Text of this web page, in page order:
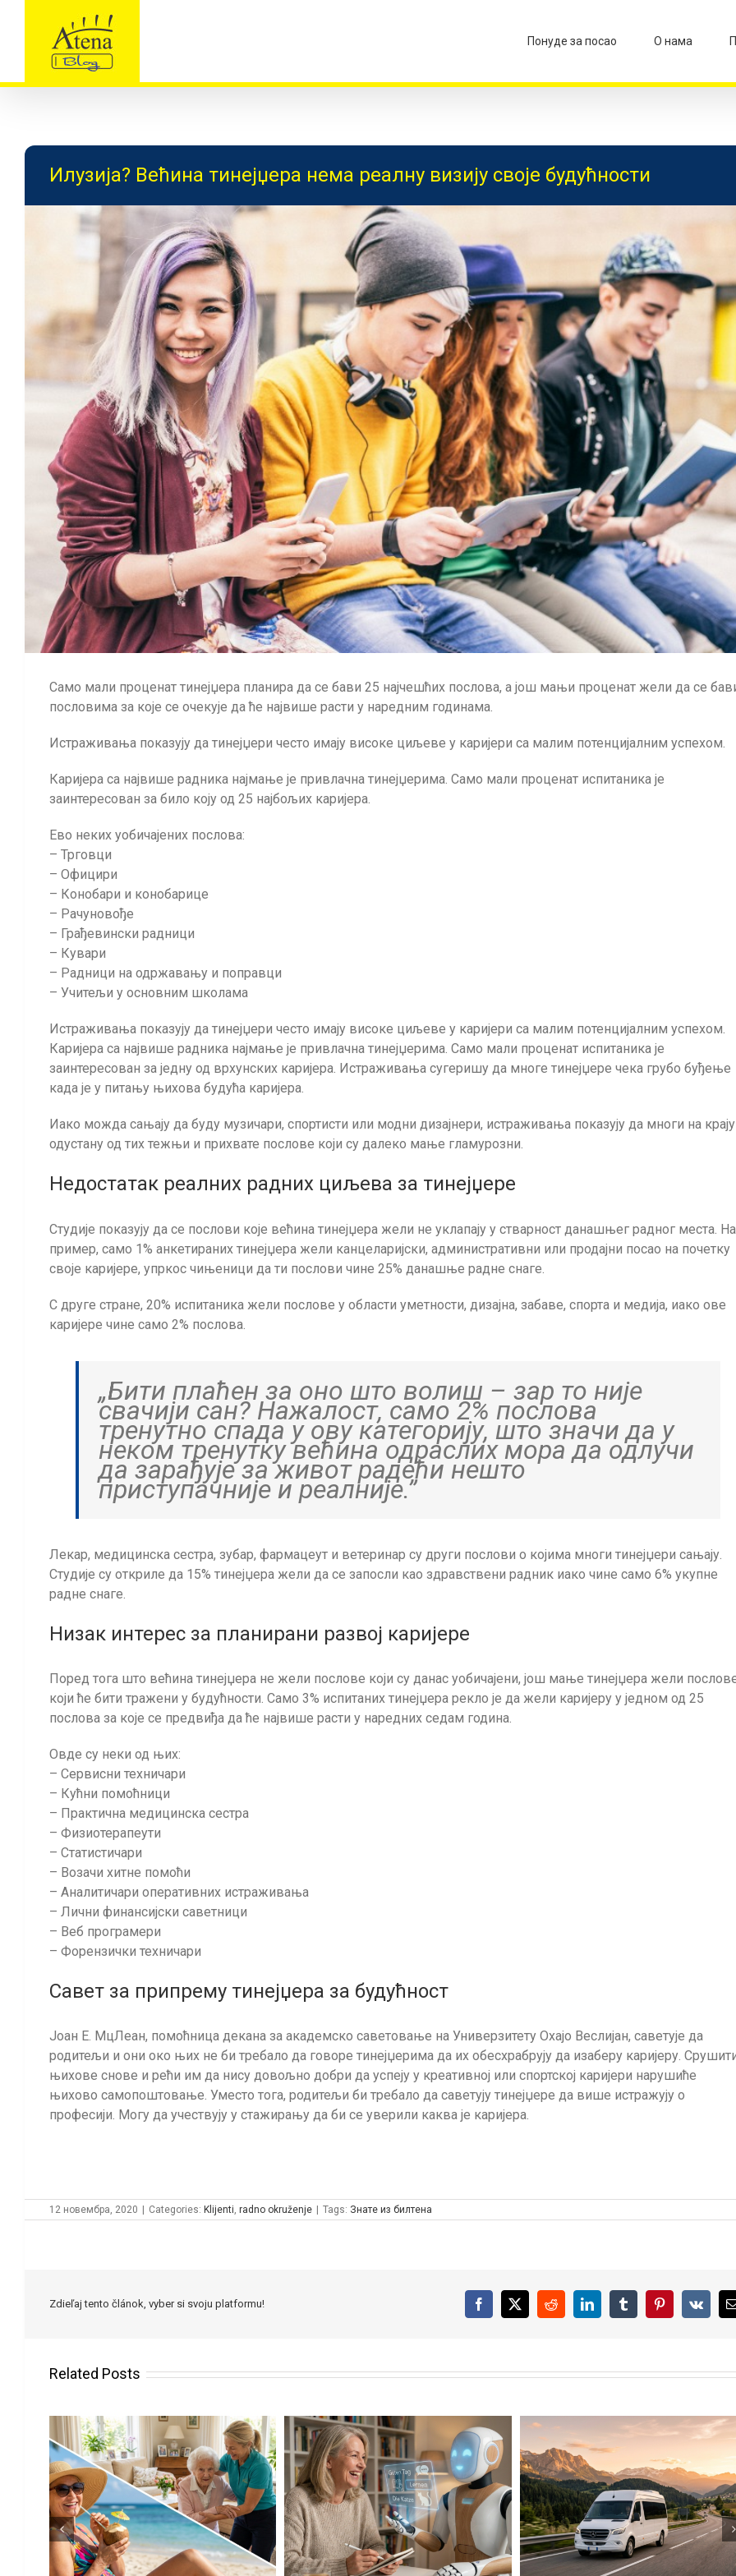
Понуде за посао О нама
Илузија? Већина тинејџера нема реалну визију своје будућности
Само мали проценат тинејџера планира да се бави 25 најчешћих послова, а још мањи проценат жели да се
пословима за које се очекује да ће највише расти у наредним годинама.
Истраживања показују да тинејџери често имају високе циљеве у каријери са малим потенцијалним успехом.
Каријера са највише радника најмање је привлачна тинејџерима. Само мали проценат испитаника је
заинтересован за било коју од 25 најбољих каријера.
Ево неких уобичајених послова:
– Трговци
– Официри
– Конобари и конобарице
– Рачуновође
– Грађевински радници
– Кувари
– Радници на одржавању и поправци
– Учитељи у основним школама
Истраживања показују да тинејџери често имају високе циљеве у каријери са малим потенцијалним успехом.
Каријера са највише радника најмање је привлачна тинејџерима. Само мали проценат испитаника је
заинтересован за једну од врхунских каријера. Истраживања сугеришу да многе тинејџере чека грубо буђење
када је у питању њихова будућа каријера.
Иако можда сањају да буду музичари, спортисти или модни дизајнери, истраживања показују да многи на крају
одустану од тих тежњи и прихвате послове који су далеко мање гламурозни.
Недостатак реалних радних циљева за тинејџере
Студије показују да се послови које већина тинејџера жели не уклапају у стварност данашњег радног места. На
пример, само 1% анкетираних тинејџера жели канцеларијски, административни или продајни посао на почетку
своје каријере, упркос чињеници да ти послови чине 25% данашње радне снаге.
С друге стране, 20% испитаника жели послове у области уметности, дизајна, забаве, спорта и медија, иако ове
каријере чине само 2% послова.
„Бити плаћен за оно што волиш – зар то није
свачији сан? Нажалост, само 2% послова
тренутно спада у ову категорију, што значи да у
неком тренутку већина одраслих мора да одлучи
да зарађује за живот радећи нешто
приступачније и реалније.”
Лекар, медицинска сестра, зубар, фармацеут и ветеринар су други послови о којима многи тинејџери сањају.
Студије су откриле да 15% тинејџера жели да се запосли као здравствени радник иако чине само 6% укупне
радне снаге.
Низак интерес за планирани развој каријере
Поред тога што већина тинејџера не жели послове који су данас уобичајени, још мање тинејџера жели
који ће бити тражени у будућности. Само 3% испитаних тинејџера рекло је да жели каријеру у једном од 25
послова за које се предвиђа да ће највише расти у наредних седам година.
Овде су неки од њих:
– Сервисни техничари
– Кућни помоћници
– Практична медицинска сестра
– Физиотерапеути
– Статистичари
– Возачи хитне помоћи
– Аналитичари оперативних истраживања
– Лични финансијски саветници
– Веб програмери
– Форензички техничари
Савет за припрему тинејџера за будућност
Јоан Е. МцЛеан, помоћница декана за академско саветовање на Универзитету Охајо Веслијан, саветује да
родитељи и они око њих не би требало да говоре тинејџерима да их обесхрабрују да изаберу каријеру.
њихове снове и рећи им да нису довољно добри да успеју у креативној или спортској каријери нарушиће
њихово самопоштовање. Уместо тога, родитељи би требало да саветују тинејџере да више истражују о
професији. Могу да учествују у стажирању да би се уверили каква је каријера.
12 новембра, 2020 Categories: Klijenti, radno okruženje Tags: Знате из билтена
Zdieľaj tento článok, vyber si svoju platformu! Facebook
X RedditLinkedInTumblrPinterest
Vk
Related Posts